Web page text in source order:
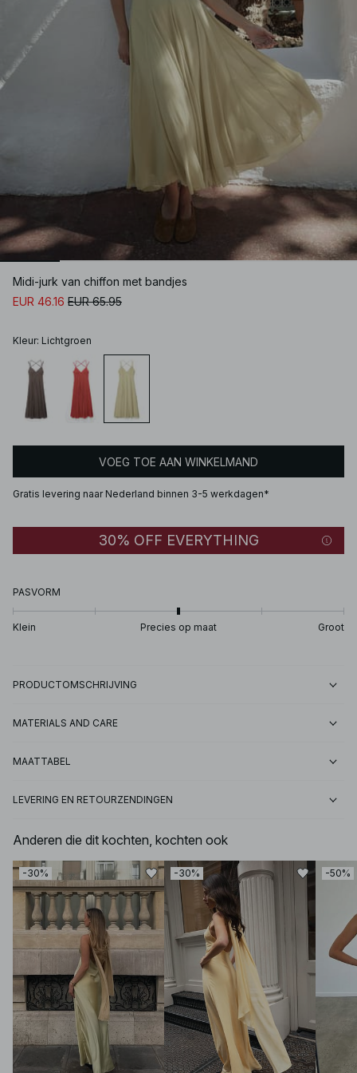
Midi-jurk van chiffon met bandjes
EUR 46.16 EUR 65.95
Kleur: Lichtgroen
VOEG TOE AAN WINKELMAND
Gratis levering naar Nederland binnen 3-5 werkdagen*
30% OFF EVERYTHING
PASVORM
Klein Precies op maat Groot
PRODUCTOMSCHRIJVING
MATERIALS AND CARE
MAATTABEL
LEVERING EN RETOURZENDINGEN
Anderen die dit kochten, kochten ook
-30% -30% -50%